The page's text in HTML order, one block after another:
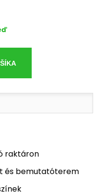
raktáron
és bemutatóterem